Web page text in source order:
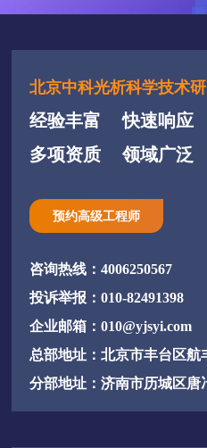
北京中科光析科学技术
经验丰富
快速响应
多项资质
领域广泛
预约高级工程师
咨询热线：4006250567
投诉举报：010-82491398
企业邮箱：010@yjsyi.com
总部地址：北京市丰台区航
分部地址：济南市历城区唐